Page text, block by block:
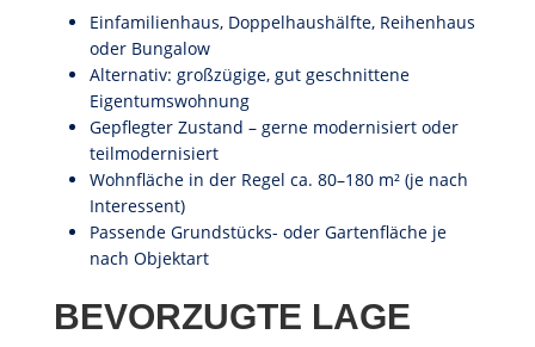
Einfamilienhaus, Doppelhaushälfte, Reihenhaus
oder Bungalow
Alternativ: großzügige, gut geschnittene
Eigentumswohnung
Gepflegter Zustand – gerne modernisiert oder
teilmodernisiert
Wohnfläche in der Regel ca. 80–180 m² (je nach
Interessent)
Passende Grundstücks- oder Gartenfläche je
nach Objektart
BEVORZUGTE LAGE